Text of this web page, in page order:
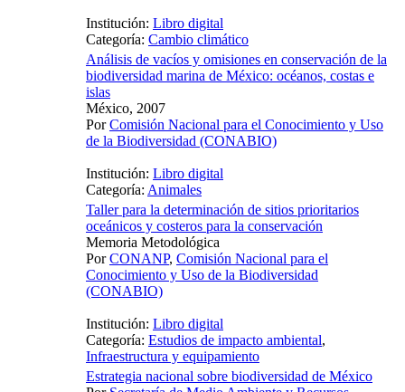
Institución: Libro digital
Categoría: Cambio climático
Análisis de vacíos y omisiones en conservación de la
biodiversidad marina de México: océanos, costas e
islas
México, 2007
PorComisión Nacional para el Conocimiento y Uso
de la Biodiversidad (CONABIO)
Institución: Libro digital
Categoría: Animales
Taller para la determinación de sitios prioritarios
oceánicos y costeros para la conservación
Memoria Metodológica
PorCONANP, Comisión Nacional para el
Conocimiento y Uso de la Biodiversidad
(CONABIO)
Institución: Libro digital
Categoría: Estudios de impacto ambiental,
Infraestructura y equipamiento
Estrategia nacional sobre biodiversidad de México